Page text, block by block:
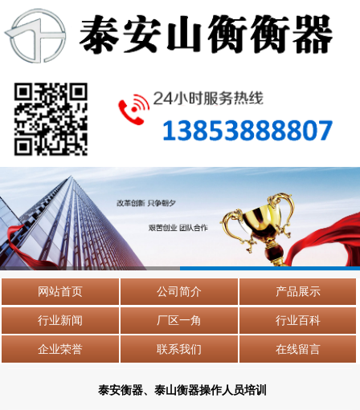
网站首页 公司简介 产品展示
行业新闻 厂区一角 行业百科
企业荣誉 联系我们 在线留言
泰安衡器、泰山衡器操作人员培训